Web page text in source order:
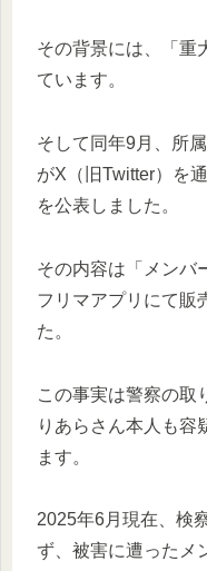
その背景には、「重
ています。
そして同年9月、所
がX（旧Twitter）を
を公表しました。
その内容は「メンバ
フリマアプリにて販
た。
この事実は警察の取
りあらさん本人も容
ます。
2025年6月現在、検
ず、被害に遭ったメ